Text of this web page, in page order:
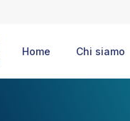
Home Chi siamo